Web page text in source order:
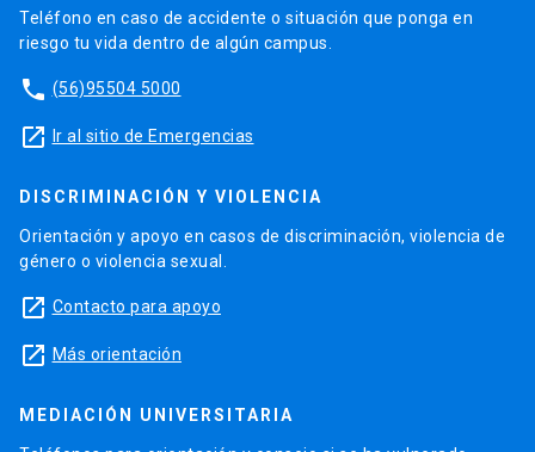
Teléfono en caso de accidente o situación que ponga en
riesgo tu vida dentro de algún campus.
phone (56)95504 5000
launch Ir al sitio de Emergencias
DISCRIMINACIÓN Y VIOLENCIA
Orientación y apoyo en casos de discriminación, violencia de
género o violencia sexual.
launch Contacto para apoyo
launch Más orientación
MEDIACIÓN UNIVERSITARIA